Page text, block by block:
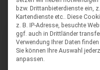
bzw. Drittanbieterdienste ein,
Kartendienste etc.. Diese
z. B. IP-Adresse, besuchte
ggf. auch in Drittländer
Verwendung Ihrer Daten
Sie können Ihre Auswahl
anpassen.